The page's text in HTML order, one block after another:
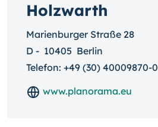
Holzwarth
Marienburger Straße 28
D - 10405 Berlin
Telefon: +49 (30) 40009870-0
www.planorama.eu